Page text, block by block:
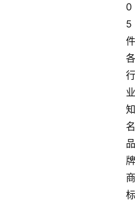
0
5
件
各
行
业
知
名
品
牌
商
标